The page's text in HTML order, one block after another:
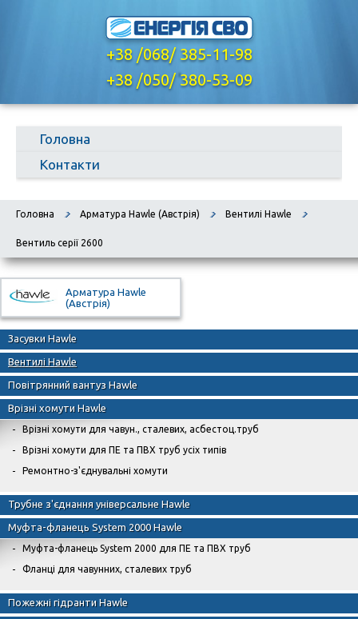
+38 /068/ 385-11-98
,
+38 /050/ 380-53-09
Головна
Контакти
Головна Арматура Hawle (Австрія) Вентилі Hawle
Вентиль серії 2600
Арматура Hawle
(Австрія)
Засувки Hawle
Вентилі Hawle
Повітрянний вантуз Hawle
Врізні хомути Hawle
Врізні хомути для чавун., сталевих, асбестоц.труб
Врізні хомути для ПЕ та ПВХ труб усіх типів
Ремонтно-з'єднувальні хомути
Трубне з'єднання універсальне Hawle
Муфта-фланець System 2000 Hawle
Муфта-фланець System 2000 для ПЕ та ПВХ труб
Фланці для чавунних, сталевих труб
Пожежні гідранти Hawle